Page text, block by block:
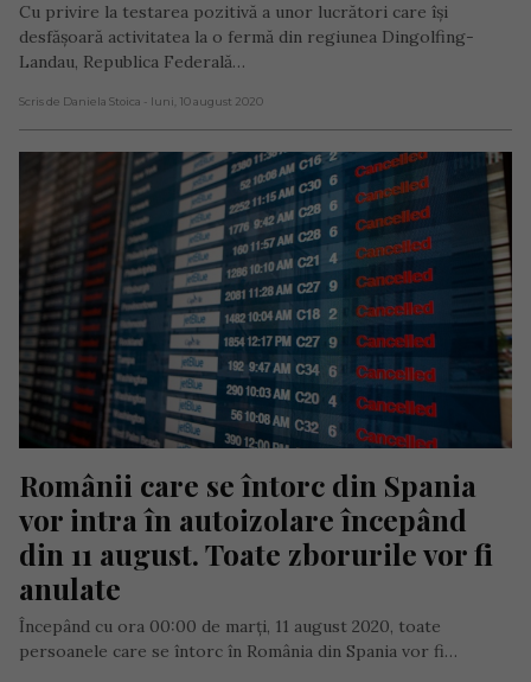
Cu privire la testarea pozitivă a unor lucrători care își
desfășoară activitatea la o fermă din regiunea Dingolfing-
Landau, Republica Federală…
Scris de Daniela Stoica - luni, 10 august 2020
Românii care se întorc din Spania
vor intra în autoizolare începând
din 11 august. Toate zborurile vor fi
anulate
Începând cu ora 00:00 de marți, 11 august 2020, toate
persoanele care se întorc în România din Spania vor fi…